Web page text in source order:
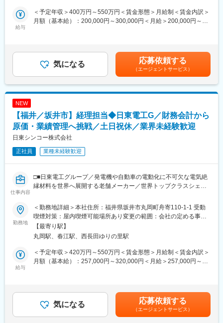
■教育体制
合格基準が明確に定められており、完全未経験のご入社者も第一
線で活躍しているので、ご安心ください！
※同社の保有する宿泊施設での実施となるため、引っ越し費用等も
発生しません。
検査といった国家資格を保有する先輩社員が必ず確認する為、研
修後もサポート体制は万全です！
※独り立ちには目安半年を予定しております。
■配属先について
希望を十分に考慮の上、決定いたします。
なお、就業開始から１年を経過したタイミングで、再度希望勤務
地をお出しいただくことが可能です。
店舗状況にもよりますが、希望勤務地での就業が叶うことが多
環境を整備しています。
なお、仮に転居が必要となった際も、社員寮があり、月1000円の
自己負担となるため、会社からの支援・補助も手厚いのが特徴で
す。
■キャリアパス
メンバー→主任→副工場長→工場長
アップできる環境です。
■同社の安定性
同社は業界のリードカンパニーとして、常に業界のパイオニアと
給与
＜予定年収＞400万円～550万円＜賃金形態＞月給制＜賃金内訳＞
月額（基本給）：200,000円～300,000円＜月給＞200,000円～
あくまでも目安の金額であり、選考を通じて上下する可能性があ
ります。月給(月額)は固定手当を含めた表記です。
気になる 応募依頼する
（エージェントサービス）
NEW
【福井／坂井市】経理担当◆日東電工G／財務会計から
原価・業績管理へ挑戦／土日祝休／業界未経験歓迎
日東シンコー株式会社
正社員 業種未経験歓迎
仕事内容
□■日東電工グループ／発電機や自動車の電動化に不可欠な電気絶
縁材料を世界へ展開する老舗メーカー／世界トップクラスシェア
◎将来的に原価・業績管理へと担当領域を広げ、専門スキルを高
められる環境
■業務概要：
企業の経営状況を開示するための財務諸表作成や決算対応、仕訳
入力等の経理業務全般をお任せします。
◇会計システムメンテナンス、与信管理
◇内部統制、在庫管理や在庫評価の実施
※将来的には、スキルに応じて原価・業績管理へ業務範囲を広げて
勤務地
＜勤務地詳細＞本社住所：福井県坂井市丸岡町舟寄110-1-1 受動
喫煙対策：屋内喫煙可能場所あり変更の範囲：会社の定める事業
所【最寄り駅】
丸岡駅、春江駅、西長田ゆりの里駅
給与
＜予定年収＞420万円～550万円＜賃金形態＞月給制＜賃金内訳＞
月額（基本給）：257,000円～320,000円＜月給＞257,000円～
気になる 応募依頼する
（エージェントサービス）